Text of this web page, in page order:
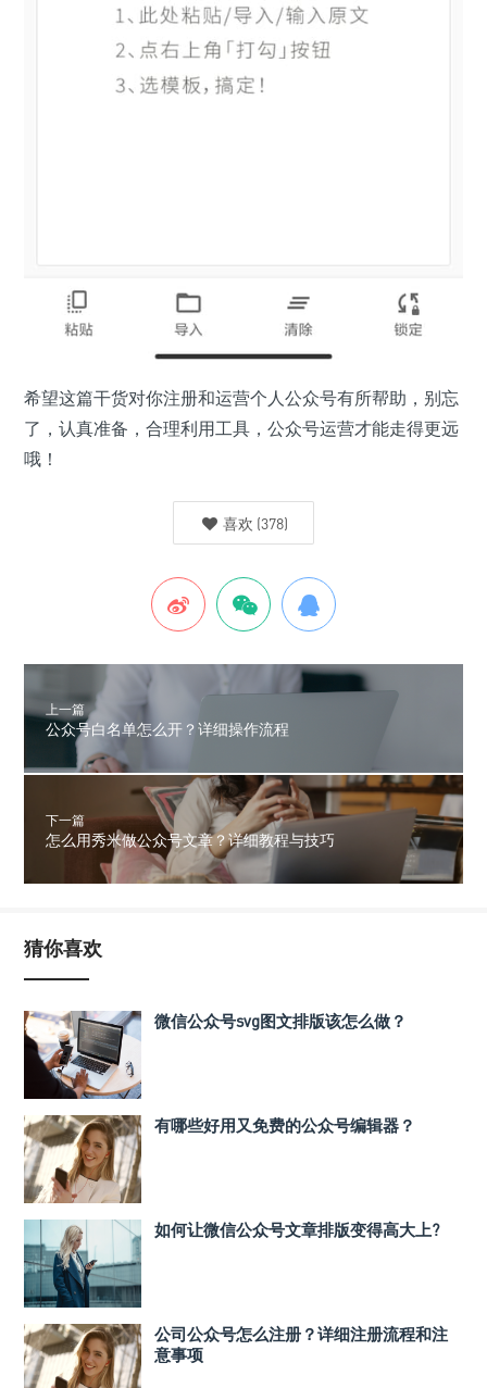
希望这篇干货对你注册和运营个人公众号有所帮助，别忘
了，认真准备，合理利用工具，公众号运营才能走得更远
哦！
喜欢 (378)
上一篇
公众号白名单怎么开？详细操作流程
下一篇
怎么用秀米做公众号文章？详细教程与技巧
猜你喜欢
微信公众号svg图文排版该怎么做？
有哪些好用又免费的公众号编辑器？
如何让微信公众号文章排版变得高大上?
公司公众号怎么注册？详细注册流程和注
意事项